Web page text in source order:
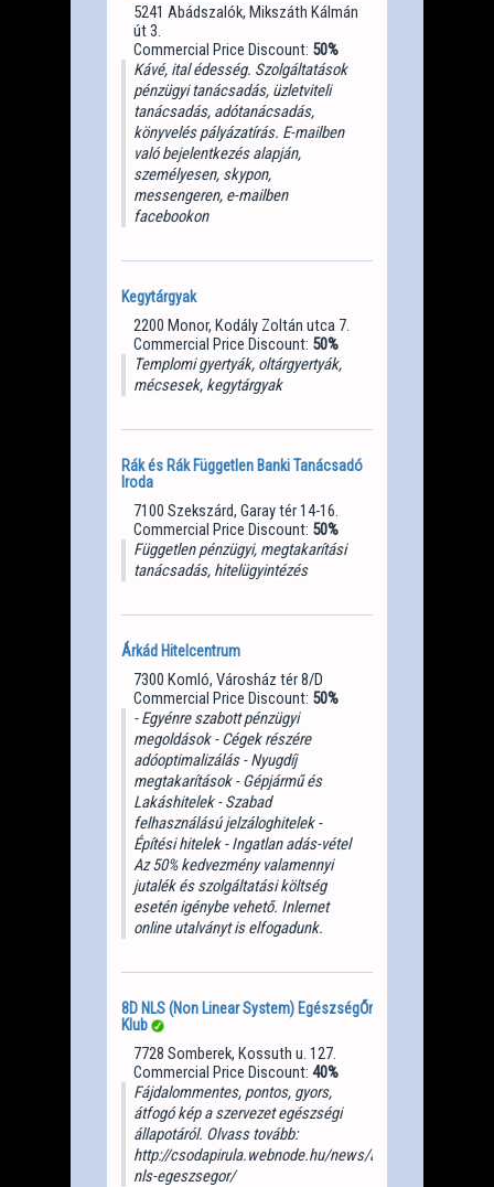
5241 Abádszalók, Mikszáth Kálmán
út 3.
Commercial Price Discount: 50%
Kávé, ital édesség. Szolgáltatások
pénzügyi tanácsadás, üzletviteli
tanácsadás, adótanácsadás,
könyvelés pályázatírás. E-mailben
való bejelentkezés alapján,
személyesen, skypon,
messengeren, e-mailben
facebookon
Kegytárgyak
2200 Monor, Kodály Zoltán utca 7.
Commercial Price Discount: 50%
Templomi gyertyák, oltárgyertyák,
mécsesek, kegytárgyak
Rák és Rák Független Banki Tanácsadó
Iroda
7100 Szekszárd, Garay tér 14-16.
Commercial Price Discount: 50%
Független pénzügyi, megtakarítási
tanácsadás, hitelügyintézés
Árkád Hitelcentrum
7300 Komló, Városház tér 8/D
Commercial Price Discount: 50%
- Egyénre szabott pénzügyi
megoldások - Cégek részére
adóoptimalizálás - Nyugdíj
megtakarítások - Gépjármű és
Lakáshitelek - Szabad
felhasználású jelzáloghitelek -
Építési hitelek - Ingatlan adás-vétel
Az 50% kedvezmény valamennyi
jutalék és szolgáltatási költség
esetén igénybe vehető. Inlernet
online utalványt is elfogadunk.
8D NLS (Non Linear System) EgészségŐr
Klub
7728 Somberek, Kossuth u. 127.
Commercial Price Discount: 40%
Fájdalommentes, pontos, gyors,
átfogó kép a szervezet egészségi
állapotáról. Olvass tovább:
http://csodapirula.webnode.hu/news/a8d-
nls-egeszsegor/